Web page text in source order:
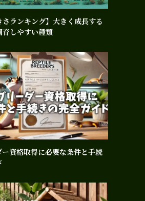
さランキング】大きく成長する
しやすい種類
資格取得に必要な条件と手続